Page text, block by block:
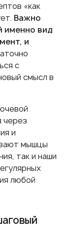
«как
Важно
именно вид
и
с
смысл в
через
и
мышцы
так и наши
любой